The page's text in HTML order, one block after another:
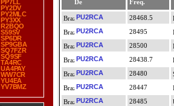
PP7LL
PY2DV
PY2MLC
PY3XX
R2BQO
S59SV
SP6DR
SP9GBA
SQ7FZR
SQ9SF
TA4RC
UA4PAY
WW7CR
YU4EA
YV7BMZ
De Freq.
PU2RCA
28468.5
PU2RCA
28495
PU2RCA
28500
PU2RCA
28438.7
PU2RCA
28480
PU2RCA
28447
PU2RCA
28485